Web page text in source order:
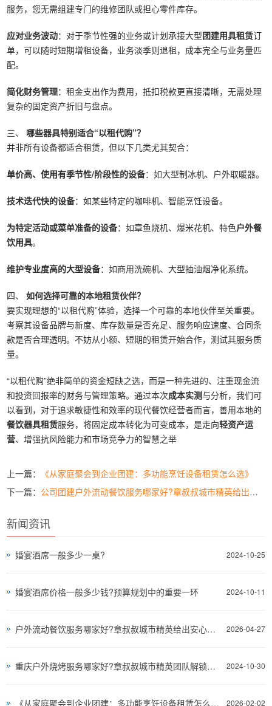
服务，您无需组建专门的维修团队或担心零件库存。
应对业务波动：对于季节性强的业务或计划承接大型团建用具租赁订
单，可以随时短期增租设备，业务淡季则退租，成本完全与业务量匹
配。
简化财务管理：租金支出作为费用，抵扣税款更直接清晰，无需处理
复杂的固定资产折旧与盘点。
三、 哪些器具特别适合“以租代购”？
并非所有设备都适合租赁，但以下几类尤其契合：
单价高、使用有季节性/阶段性的设备：如大型制冰机、户外取暖器。
技术迭代快的设备：如某些特定的咖啡机、智能烹饪设备。
为特定活动或菜单准备的设备：如章鱼烧机、爆米花机、特色户外餐
饮用具。
维护专业度高的大型设备：如商用洗碗机、大型抽油烟净化系统。
四、如何选择可靠的本地租赁伙伴？
要实现理想的“以租代购”体验，选择一个可靠的本地伙伴至关重要。
考察其设备品牌与新度、库存数量是否充足、服务响应速度、合同条
款是否合理透明。不妨从小额、短期的租赁开始合作，测试其服务质
量。
“以租代购”绝非简单的资金短缺之选，而是一种先进的、注重现金流
和投资回报率的财务与管理策略。通过本次成本实测与分析，我们可
以看到，对于追求敏捷性和效率的现代餐饮经营者而言，善用本地的
餐饮器具租赁服务，将固定成本转化为可变成本，是走向轻资产运
营、增强抗风险能力和市场竞争力的智慧之举
上一篇：
《从家庭聚会到企业团建：多功能烹饪设备租赁怎么选》
下一篇： 公司团建户外流动餐饮服务哪家好?章叔叔城市精英给出完美答案
新闻资讯
2024-10-25
婚宴酒席一般多少一桌?
2024-10-11
婚宴酒席价格一般多少钱?预算规划中的重要一环
2026-04-27
户外流动餐饮服务哪家好?章叔叔城市精英给出安心答案
2024-10-30
重庆户外烧烤服务哪家好?章叔叔城市精英团队解锁重庆户外烧烤新体验
2026-02-02
《从家庭聚会到企业团建：多功能烹饪设备租赁怎么选》